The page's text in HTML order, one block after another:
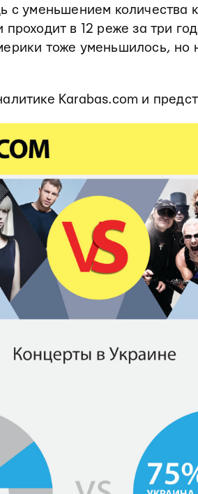
с уменьшением количества
в 12 реже за три
тоже уменьшилось, но
Karabas.com и